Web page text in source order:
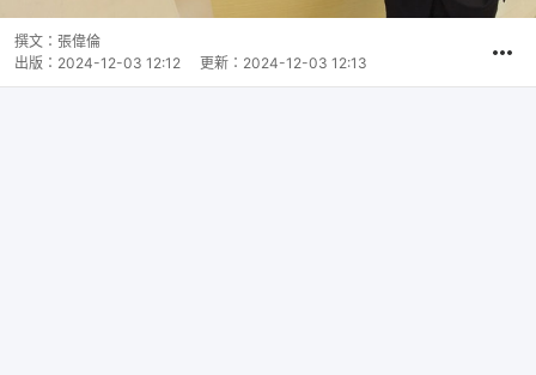
撰文： 張偉倫
出版： 2024-12-03 12:12 更新： 2024-12-03 12:13